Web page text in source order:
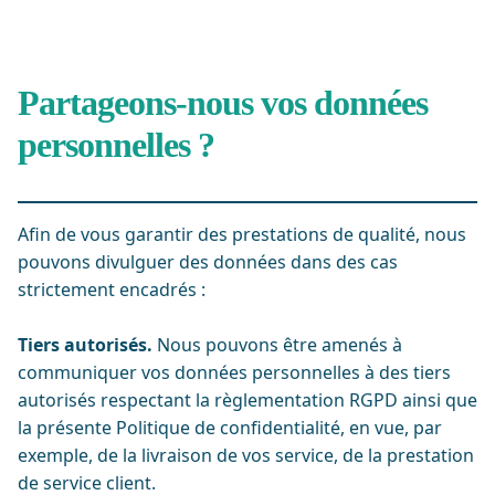
Partageons-nous vos données
personnelles ?
Afin de vous garantir des prestations de qualité, nous
pouvons divulguer des données dans des cas
strictement encadrés :
Tiers autorisés. Nous pouvons être amenés à
communiquer vos données personnelles à des tiers
autorisés respectant la règlementation RGPD ainsi que
la présente Politique de confidentialité, en vue, par
exemple, de la livraison de vos service, de la prestation
de service client.